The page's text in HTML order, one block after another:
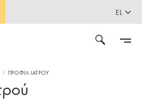
EL
ΠΡΟΦΙΛ ΙΑΤΡΟΥ